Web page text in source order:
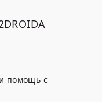
помощь с